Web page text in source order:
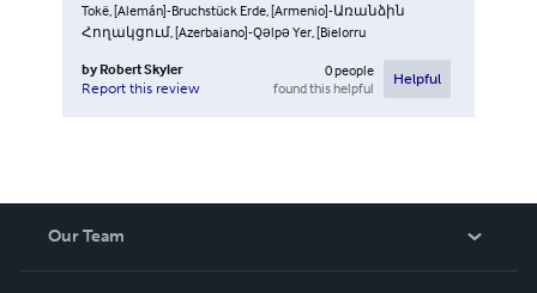
Tokë, [Alemán]-Bruchstück Erde, [Armenio]-Առանձին
Հողակցում, [Azerbaiano]-Qəlpə Yer, [Bielorru
by Robert Skyler
Report this review
0people
found this helpful
Helpful
Our Team